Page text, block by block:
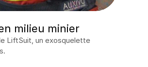
milieu minier
LiftSuit, un exosquelette